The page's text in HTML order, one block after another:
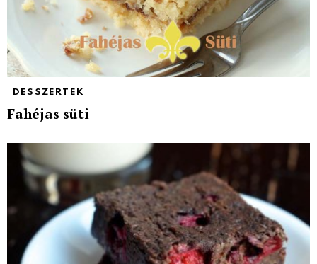
DESSZERTEK
Fahéjas süti